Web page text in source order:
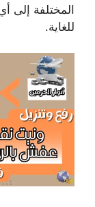
المختلفة
للغاية.